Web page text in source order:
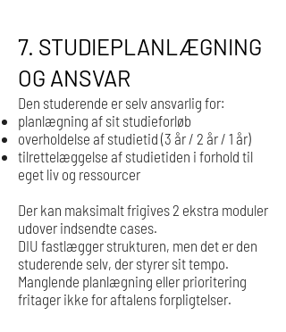
7. STUDIEPLANLÆGNING
OG ANSVAR
Den studerende er selv ansvarlig for:
planlægning af sit studieforløb
overholdelse af studietid (3 år / 2 år / 1 år)
tilrettelæggelse af studietiden i forhold til
eget liv og ressourcer
Der kan maksimalt frigives 2 ekstra moduler
udover indsendte cases.
DIU fastlægger strukturen, men det er den
studerende selv, der styrer sit tempo.
Manglende planlægning eller prioritering
fritager ikke for aftalens forpligtelser.